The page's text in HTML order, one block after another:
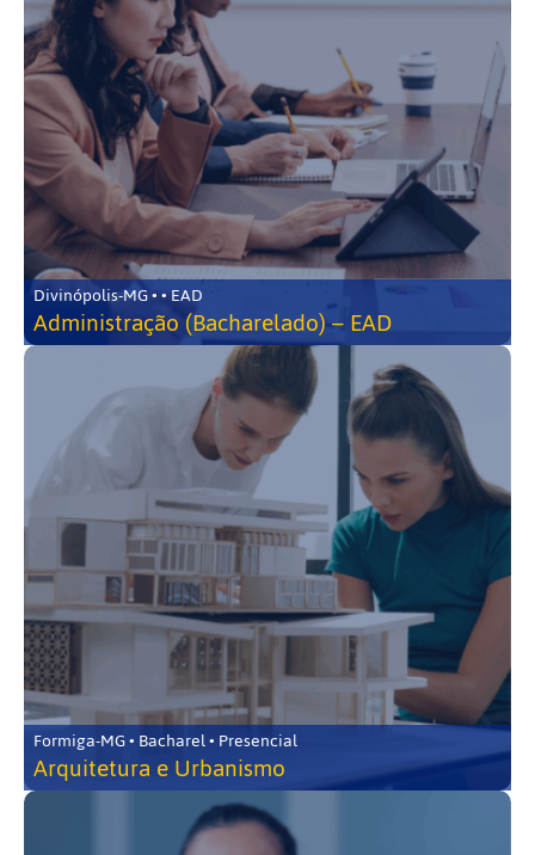
Divinópolis-MG • • EAD
Administração (Bacharelado) – EAD
Formiga-MG • Bacharel • Presencial
Arquitetura e Urbanismo